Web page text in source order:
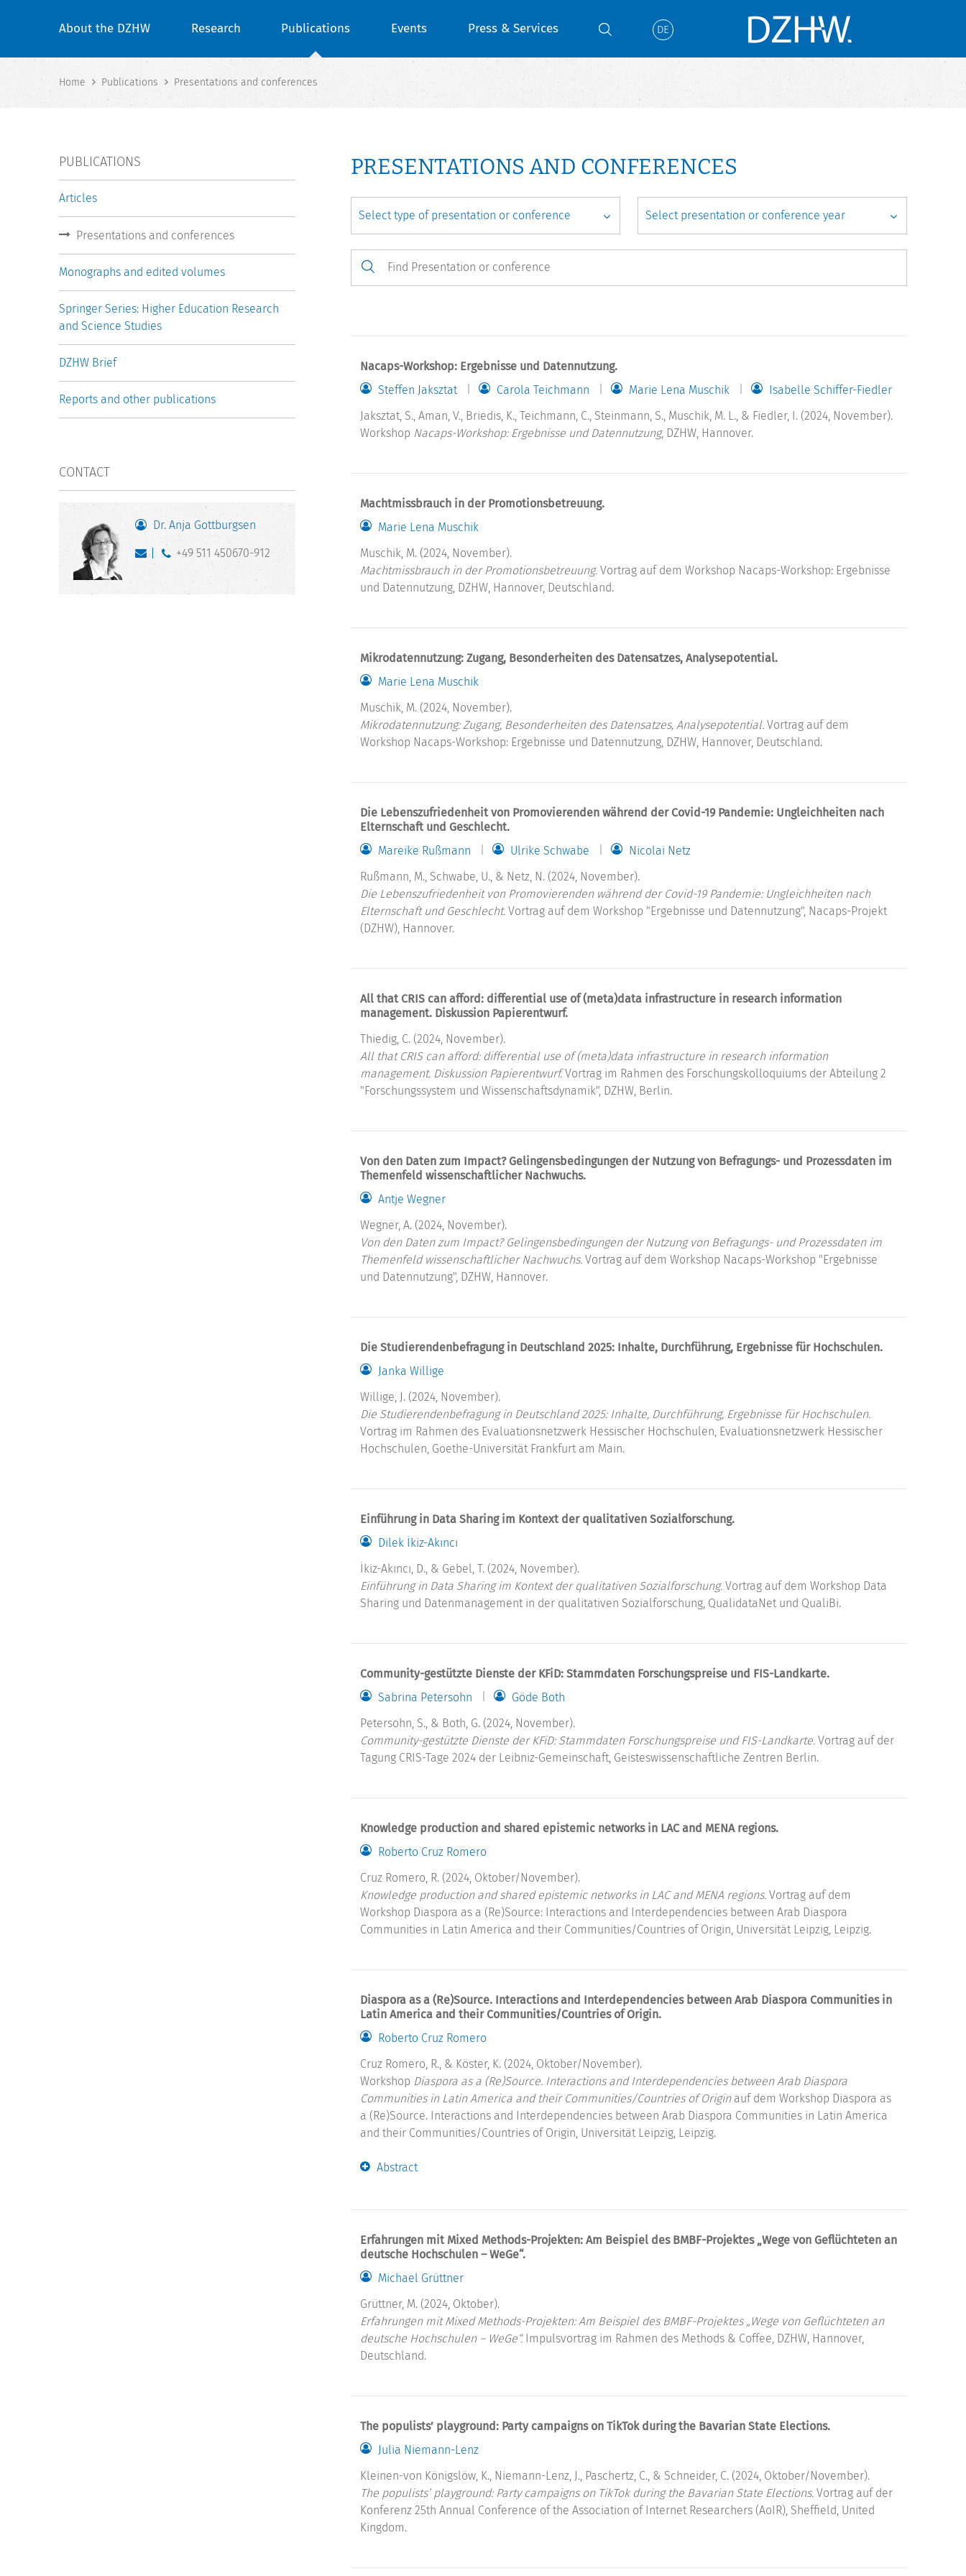
About the DZHW Research Publications Events Press & Services DE
Home Publications Presentations and conferences
PRESENTATIONS AND CONFERENCES
Nacaps-Workshop: Ergebnisse und Datennutzung.
Steffen Jaksztat
Carola Teichmann Marie Lena Muschik
Isabelle Schiffer-Fiedler
Jaksztat, S., Aman, V., Briedis, K., Teichmann, C., Steinmann, S., Muschik, M. L., & Fiedler, I. (2024, November).
Workshop Nacaps-Workshop: Ergebnisse und Datennutzung, DZHW, Hannover.
Machtmissbrauch in der Promotionsbetreuung.
Marie Lena Muschik
Muschik, M. (2024, November).
Machtmissbrauch in der Promotionsbetreuung. Vortrag auf dem Workshop Nacaps-Workshop: Ergebnisse
und Datennutzung, DZHW, Hannover, Deutschland.
Mikrodatennutzung: Zugang, Besonderheiten des Datensatzes, Analysepotential.
Marie Lena Muschik
Muschik, M. (2024, November).
Mikrodatennutzung: Zugang, Besonderheiten des Datensatzes, Analysepotential. Vortrag auf dem
Workshop Nacaps-Workshop: Ergebnisse und Datennutzung, DZHW, Hannover, Deutschland.
Die Lebenszufriedenheit von Promovierenden während der Covid-19 Pandemie: Ungleichheiten nach
Elternschaft und Geschlecht.
Mareike Rußmann
Ulrike Schwabe
Nicolai Netz
Rußmann, M., Schwabe, U., & Netz, N. (2024, November).
Die Lebenszufriedenheit von Promovierenden während der Covid-19 Pandemie: Ungleichheiten nach
Elternschaft und Geschlecht. Vortrag auf dem Workshop "Ergebnisse und Datennutzung", Nacaps-Projekt
(DZHW), Hannover.
All that CRIS can afford: differential use of (meta)data infrastructure in research information
management. Diskussion Papierentwurf.
Thiedig, C. (2024, November).
All that CRIS can afford: differential use of (meta)data infrastructure in research information
management. Diskussion Papierentwurf.Vortrag im Rahmen des Forschungskolloquiums der Abteilung 2
"Forschungssystem und Wissenschaftsdynamik", DZHW, Berlin.
Von den Daten zum Impact? Gelingensbedingungen der Nutzung von Befragungs- und Prozessdaten im
Themenfeld wissenschaftlicher Nachwuchs.
Antje Wegner
Wegner, A. (2024, November).
Von den Daten zum Impact? Gelingensbedingungen der Nutzung von Befragungs- und Prozessdaten im
Themenfeld wissenschaftlicher Nachwuchs. Vortrag auf dem Workshop Nacaps-Workshop "Ergebnisse
und Datennutzung", DZHW, Hannover.
Die Studierendenbefragung in Deutschland 2025: Inhalte, Durchführung, Ergebnisse für Hochschulen.
Janka Willige
Willige, J. (2024, November).
Die Studierendenbefragung in Deutschland 2025: Inhalte, Durchführung, Ergebnisse für Hochschulen.
Vortrag im Rahmen des Evaluationsnetzwerk Hessischer Hochschulen, Evaluationsnetzwerk Hessischer
Hochschulen, Goethe-Universität Frankfurt am Main.
Einführung in Data Sharing im Kontext der qualitativen Sozialforschung.
Dilek İkiz-Akıncı
İkiz-Akıncı, D., & Gebel, T. (2024, November).
Einführung in Data Sharing im Kontext der qualitativen Sozialforschung. Vortrag auf dem Workshop Data
Sharing und Datenmanagement in der qualitativen Sozialforschung, QualidataNet und QualiBi.
Community-gestützte Dienste der KFiD: Stammdaten Forschungspreise und FIS-Landkarte.
Sabrina Petersohn
Göde Both
Petersohn, S., & Both, G. (2024, November).
Community-gestützte Dienste der KFiD: Stammdaten Forschungspreise und FIS-Landkarte. Vortrag auf der
Tagung CRIS-Tage 2024 der Leibniz-Gemeinschaft, Geisteswissenschaftliche Zentren Berlin.
Knowledge production and shared epistemic networks in LAC and MENA regions.
Roberto Cruz Romero
Cruz Romero, R. (2024, Oktober/November).
Knowledge production and shared epistemic networks in LAC and MENA regions. Vortrag auf dem
Workshop Diaspora as a (Re)Source: Interactions and Interdependencies between Arab Diaspora
Communities in Latin America and their Communities/Countries of Origin, Universität Leipzig, Leipzig.
Diaspora as a (Re)Source. Interactions and Interdependencies between Arab Diaspora Communities in
Latin America and their Communities/Countries of Origin.
Roberto Cruz Romero
Cruz Romero, R., & Köster, K. (2024, Oktober/November).
Workshop Diaspora as a (Re)Source. Interactions and Interdependencies between Arab Diaspora
Communities in Latin America and their Communities/Countries of Originauf dem Workshop Diaspora as
a (Re)Source. Interactions and Interdependencies between Arab Diaspora Communities in Latin America
and their Communities/Countries of Origin, Universität Leipzig, Leipzig.
Abstract
Erfahrungen mit Mixed Methods-Projekten: Am Beispiel des BMBF-Projektes „Wege von Geflüchteten an
deutsche Hochschulen – WeGe“.
Michael Grüttner
Grüttner, M. (2024, Oktober).
Erfahrungen mit Mixed Methods-Projekten: Am Beispiel des BMBF-Projektes „Wege von Geflüchteten an
deutsche Hochschulen – WeGe“.Impulsvortrag im Rahmen des Methods & Coffee, DZHW, Hannover,
Deutschland.
The populists’ playground: Party campaigns on TikTok during the Bavarian State Elections.
Julia Niemann-Lenz
Kleinen-von Königslöw, K., Niemann-Lenz, J., Paschertz, C., & Schneider, C. (2024, Oktober/November).
The populists’ playground: Party campaigns on TikTok during the Bavarian State Elections. Vortrag auf der
Konferenz 25th Annual Conference of the Association of Internet Researchers (AoIR), Sheffield, United
Kingdom.
PUBLICATIONS
Articles
Presentations and conferences
Monographs and edited volumes
Springer Series: Higher Education Research
and Science Studies
DZHW Brief
Reports and other publications
CONTACT
Dr. Anja Gottburgsen
+49 511 450670-912